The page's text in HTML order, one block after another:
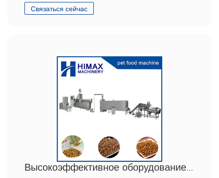
Связаться сейчас
Высокоэффективное оборудование по производству кормов